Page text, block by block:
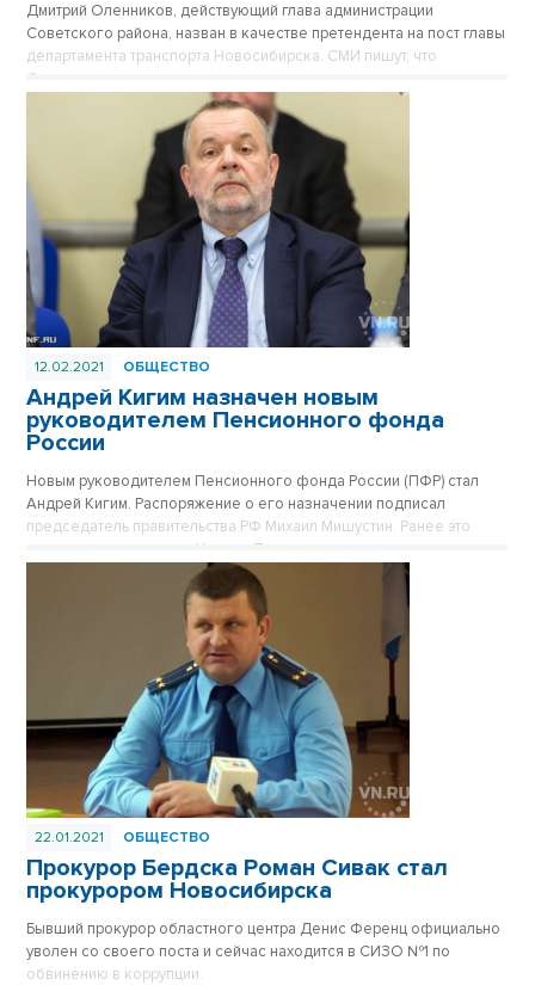
Дмитрий Оленников, действующий глава администрации
Советского района, назван в качестве претендента на пост главы
департамента транспорта Новосибирска. СМИ пишут, что
Оленников ничего не знает о таких планах в его карьере.
12.02.2021 ОБЩЕСТВО
Андрей Кигим назначен новым
руководителем Пенсионного фонда
России
Новым руководителем Пенсионного фонда России (ПФР) стал
Андрей Кигим. Распоряжение о его назначении подписал
председатель правительства РФ Михаил Мишустин. Ранее это
ведомство возглавлял Максим Топилин.
22.01.2021 ОБЩЕСТВО
Прокурор Бердска Роман Сивак стал
прокурором Новосибирска
Бывший прокурор областного центра Денис Ференц официально
уволен со своего поста и сейчас находится в СИЗО №1 по
обвинению в коррупции.